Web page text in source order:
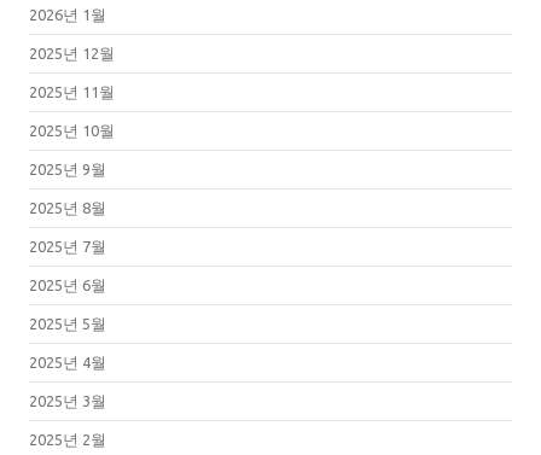
2026년 1월
2025년 12월
2025년 11월
2025년 10월
2025년 9월
2025년 8월
2025년 7월
2025년 6월
2025년 5월
2025년 4월
2025년 3월
2025년 2월